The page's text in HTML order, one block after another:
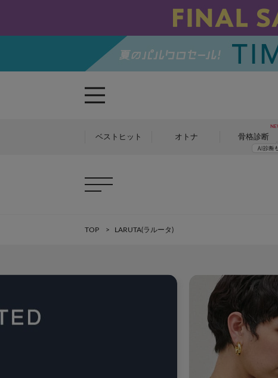
ベストヒット オトナ 骨格診断
TOP LARUTA(ラルータ)